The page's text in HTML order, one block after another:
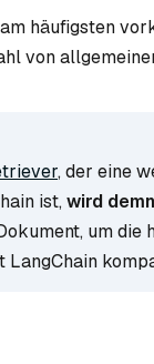
häufigsten
von
, der eine
ist,wird
um die
LangChain